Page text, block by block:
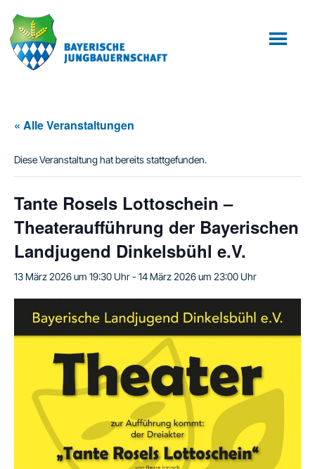
Inhalt
springen
Fußzeile
springen
« Alle Veranstaltungen
Diese Veranstaltung hat bereits stattgefunden.
Tante Rosels Lottoschein –
Theateraufführung der Bayerischen
Landjugend Dinkelsbühl e.V.
13 März 2026 um 19:30 Uhr-14 März 2026 um 23:00 Uhr